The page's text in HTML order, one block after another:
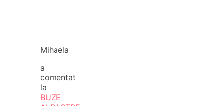
Mihaela
a
comentat
la
BUZE